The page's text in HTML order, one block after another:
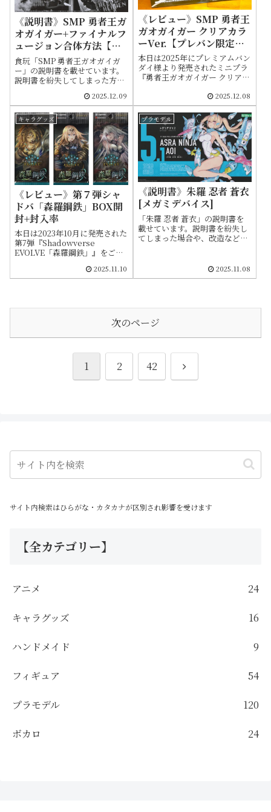
《説明書》SMP 勇者王ガ
オガイガー+ファイナルフ
ュージョン合体方法【ミ
ニプラ】
食玩「SMP 勇者王ガオガイガ
ー」の説明書を載せています。
説明書を紛失してしまった方
の合体方法を改めて確認したい
場合などにご活用ください
2025.12.09
《レビュー》SMP 勇者王
ガオガイガー クリアカラ
ーVer.【プレバン限定ミ
ニプラ】
本日は2025年にプレミアムバン
ダイ様より発売されたミニプラ
『勇者王ガオガイガー クリアカ
元々は2017年に発売された食玩
「スーパーミニプラ 勇者王ガオ
ガイガー」シリーズです
2025.12.08
キャラグッズ
《レビュー》第７弾シャ
ドバ「森羅鋼鉄」BOX開
封+封入率
本日は2023年10月に発売された
第7弾『Shadowverse
EVOLVE「森羅鋼鉄」』をご紹
った商品ですがせっかくなので
購入したついでにレビューしよ
2025.11.10
プラモデル
《説明書》朱羅 忍者 蒼衣
[メガミデバイス]
「朱羅 忍者 蒼衣」の説明書を
載せています。説明書を紛失し
てしまった場合や、改造などで
2025.11.08
次のページ
1 2 42
次
サイト内検索はひらがな・カタカナが区別され影響を受けます
【全カテゴリー】
アニメ 24
キャラグッズ 16
ハンドメイド 9
フィギュア 54
プラモデル 120
ボカロ 24